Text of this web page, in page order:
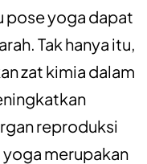
pose yoga dapat
Tak hanya itu,
zat kimia dalam
reproduksi
merupakan